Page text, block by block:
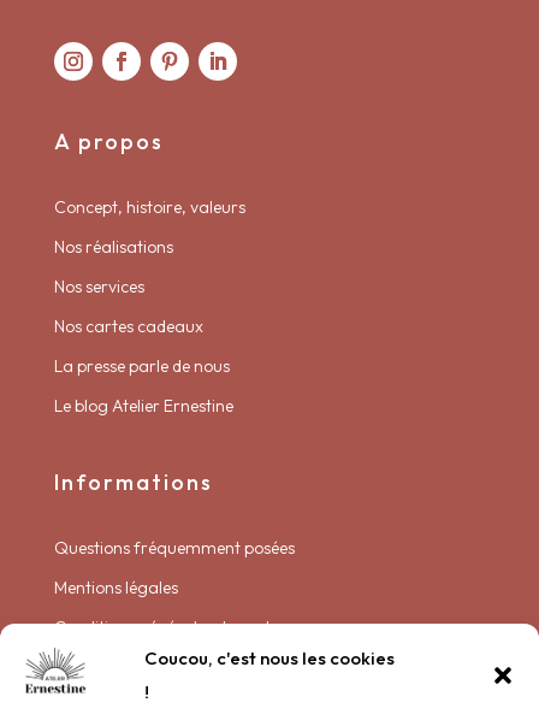
Coucou, c'est nous les cookies
!
A propos
Concept, histoire, valeurs
Nos réalisations
Nos services
Nos cartes cadeaux
La presse parle de nous
Le blog Atelier Ernestine
Informations
Questions fréquemment posées
Mentions légales
Conditions générales de vente
Politique de livraison